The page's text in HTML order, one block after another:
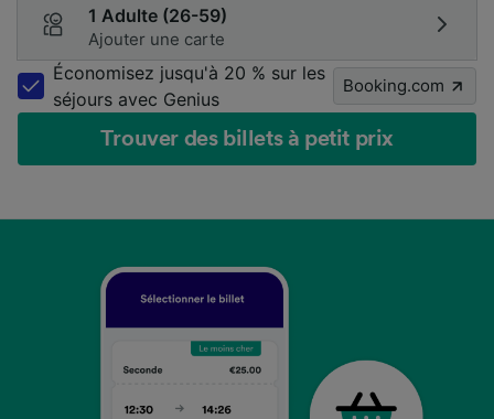
1 Adulte (26-59)
Ajouter une carte
Économisez jusqu'à 20 % sur les
séjours avec Genius
Booking.com
Trouver des billets à petit prix